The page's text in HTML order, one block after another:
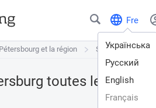
Fre
Українська
Русский
English
Français
et la région St Petersburg
et la région St Petersburg
toutes les